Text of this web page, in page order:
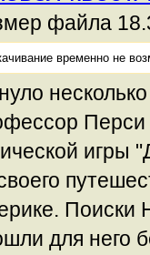
файла
временно не
Перси
игры
Поиски
для него